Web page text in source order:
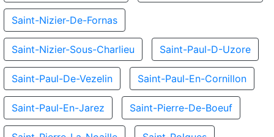
Saint-Nizier-De-Fornas
Saint-Nizier-Sous-Charlieu Saint-Paul-D-Uzore
Saint-Paul-De-Vezelin Saint-Paul-En-Cornillon
Saint-Paul-En-Jarez Saint-Pierre-De-Boeuf